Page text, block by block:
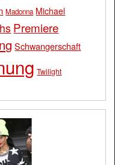
Madonna Michael
Premiere
Schwangerschaft
Twilight